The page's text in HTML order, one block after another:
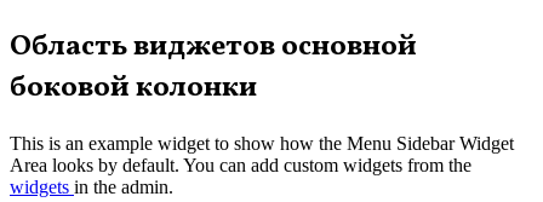
Перейти
к
содержимому
Область виджетов основной
боковой колонки
This is an example widget to show how the Menu Sidebar Widget
Area looks by default. You can add custom widgets from the
widgets in the admin.